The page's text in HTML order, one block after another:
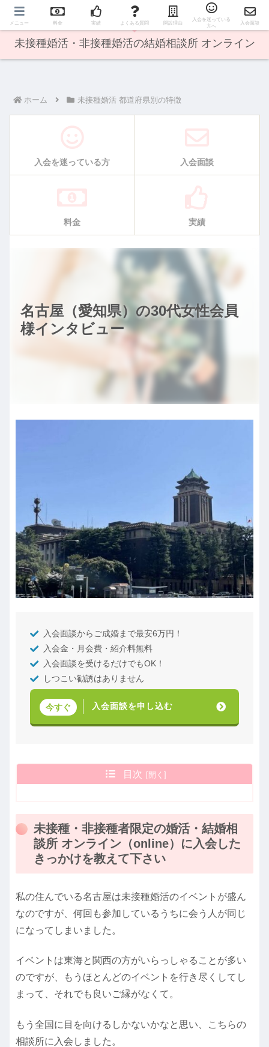
オンライン婚活で日本全国の方に出会えます♪
未接種婚活・非接種婚活の結婚相談所 オンライン
ホーム 未接種婚活 都道府県別の特徴
入会を迷っている方 入会面談
料金 実績
名古屋（愛知県）の30代女性会員
様インタビュー
入会面談からご成婚まで最安6万円！
入会金・月会費・紹介料無料
入会面談を受けるだけでもOK！
しつこい勧誘はありません
今すぐ 入会面談を申し込む
目次
未接種・非接種者限定の婚活・結婚相
談所 オンライン（online）に入会した
きっかけを教えて下さい
私の住んでいる名古屋は未接種婚活のイベントが盛ん
なのですが、何回も参加しているうちに会う人が同じ
になってしまいました。
イベントは東海と関西の方がいらっしゃることが多い
のですが、もうほとんどのイベントを行き尽くしてし
まって、それでも良いご縁がなくて。
もう全国に目を向けるしかないかなと思い、こちらの
相談所に入会しました。
メニュー 料金 実績 よくある質問 開設理由
入会を迷っている
方へ
入会面談